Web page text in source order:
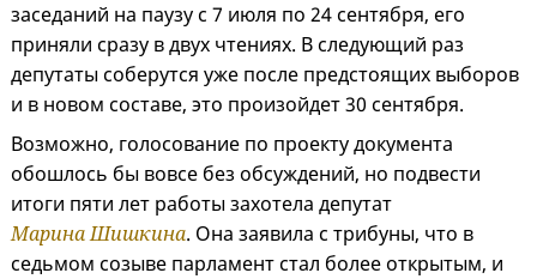
заседаний на паузу с 7 июля по 24 сентября, его
приняли сразу в двух чтениях. В следующий раз
депутаты соберутся уже после предстоящих выборов
и в новом составе, это произойдет 30 сентября.
Возможно, голосование по проекту документа
обошлось бы вовсе без обсуждений, но подвести
итоги пяти лет работы захотела депутат
Марина Шишкина. Она заявила с трибуны, что в
седьмом созыве парламент стал более открытым, и